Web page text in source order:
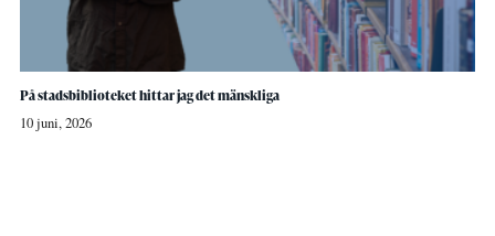
På stadsbiblioteket hittar jag det mänskliga
10 juni, 2026